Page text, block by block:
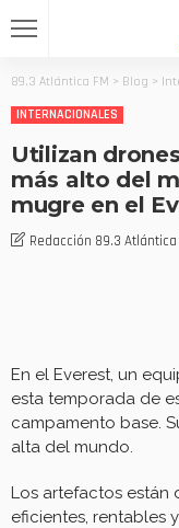
89.3 Atlántica FM > Blog >
INTERNACIONALES
Utilizan
más alto del
mugre en el
Redacción 89.3 Atlántica
En el Everest, un
esta temporada de
campamento base.
alta del mundo.
Los artefactos están
eficientes, rentables